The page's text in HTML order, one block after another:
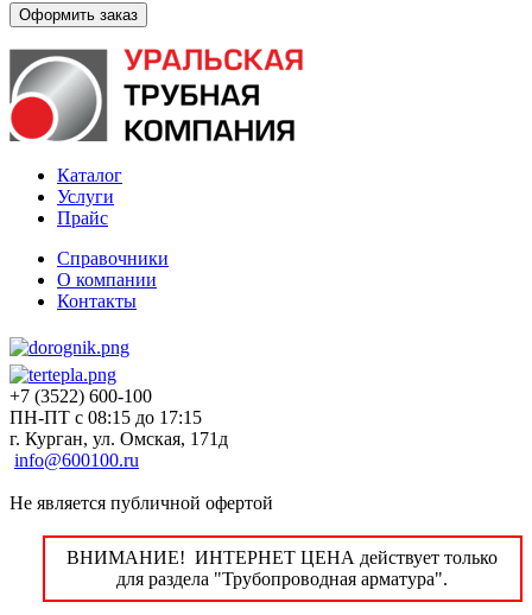
Каталог
Услуги
Прайс
Справочники
О компании
Контакты
+7 (3522) 600-100
ПН-ПТ с 08:15 до 17:15
г. Курган, ул. Омская, 171д
info@600100.ru
Не является публичной офертой
ВНИМАНИЕ! ИНТЕРНЕТ ЦЕНА действует только
для раздела "Трубопроводная арматура".